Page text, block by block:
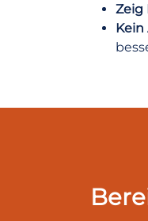
Zeig
Kein